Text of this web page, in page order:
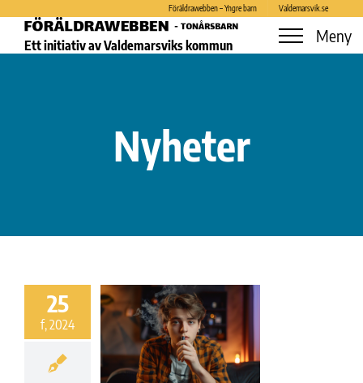
content
Föräldrawebben – Yngre barn Valdemarsvik.se
Ett initiativ av Valdemarsviks kommun
Meny
Nyheter
25
f, 2024